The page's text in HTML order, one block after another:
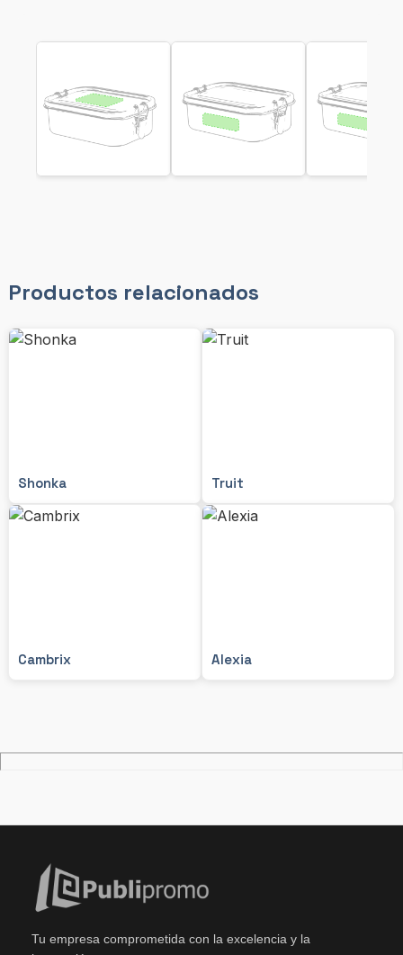
Productos relacionados
Shonka Truit
Cambrix Alexia
Tu empresa comprometida con la excelencia y la